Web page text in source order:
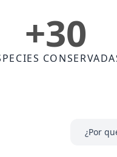
+30
¿Por